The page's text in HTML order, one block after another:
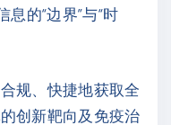
的“边界”与“时
规、快捷地获取全
创新靶向及免疫治